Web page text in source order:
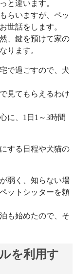
と違います。
らいますが、ペッ
世話をします。
、鍵を預けて家の
ります。
で過ごすので、犬
見てもらえるわけ
に、1日1～3時間
する日程や犬猫の
弱く、知らない場
ットシッターを頼
も始めたので、そ
を利用す